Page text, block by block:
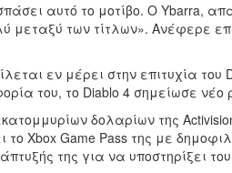
αυτό το μοτίβο. Ο Ybarra,
μεταξύ των τίτλων». Ανέφερε
εν μέρει στην επιτυχία
του, το Diablo 4 σημείωσε
δολαρίων της
το Xbox Game Pass της με
της για να υποστηρίξει